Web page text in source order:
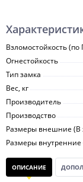
Взломостойкость (по
Огнестойкость
Тип замка
Вес, кг
Производитель
Производство
Размеры внешние (В
Размеры
ОПИСАНИЕ